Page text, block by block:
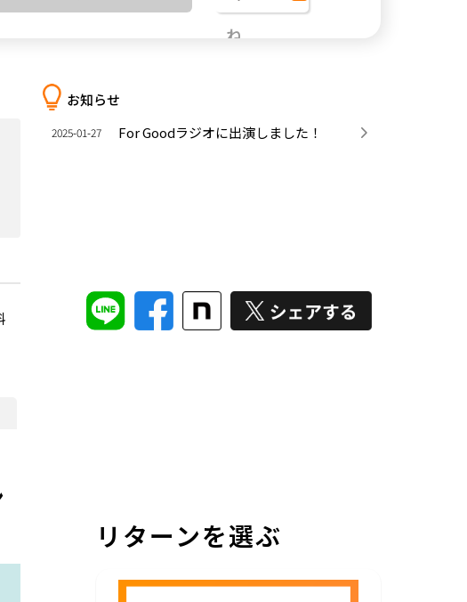
ね
お知らせ
2025-01-27 For Goodラジオに出演しました！
リターンを選ぶ